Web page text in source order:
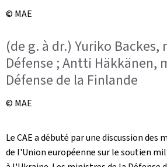
© MAE
(de g. à dr.) Yuriko Backes,
Défense ; Antti Häkkänen,
Défense de la Finlande
© MAE
Le CAE a débuté par une discussion des
de l'Union européenne sur le soutien